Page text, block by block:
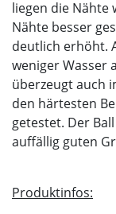
liegen die Nähte
Nähte besser
deutlich erhöht.
weniger Wasser
überzeugt auch
den härtesten
getestet. Der
auffällig guten
Produktinfos: